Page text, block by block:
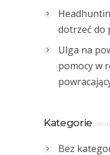
dotrzeć do
Ulga na
pomocy w
Kategorie
Bez